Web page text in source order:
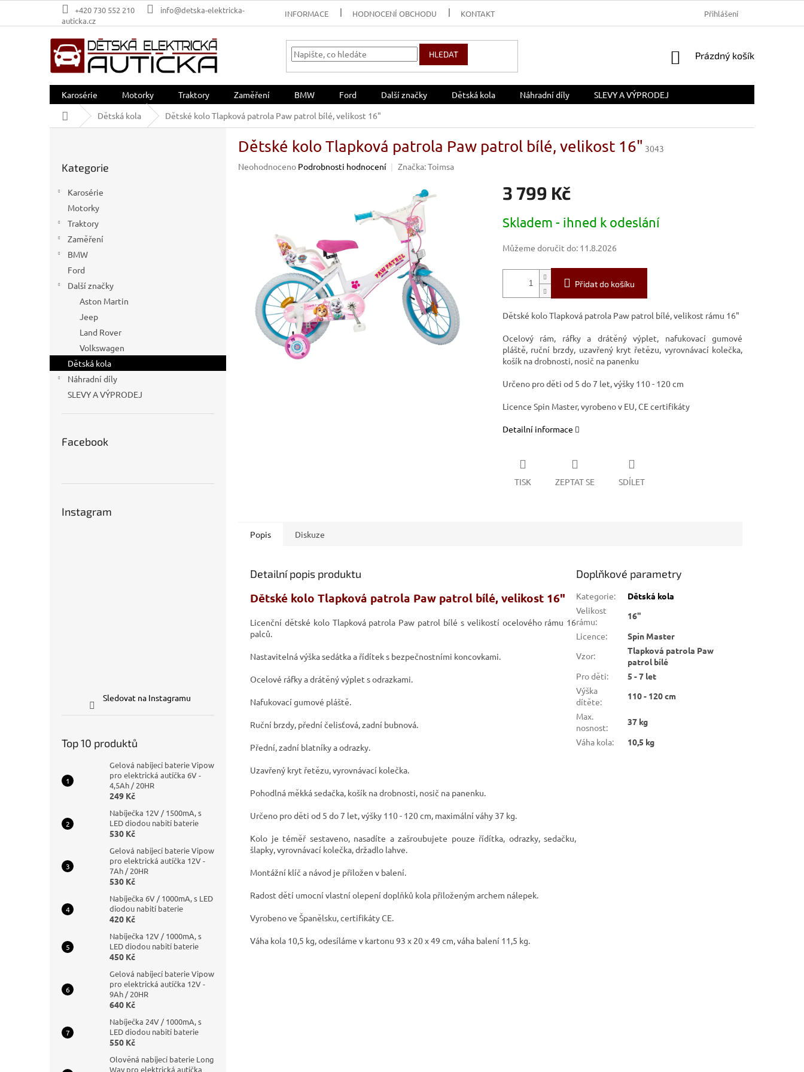
obsah
+420 730 552 210
info@detska-elektricka-
auticka.cz
INFORMACE HODNOCENÍ OBCHODU KONTAKT Přihlášení
HLEDAT
NÁKUPNÍ
Prázdný košík
Karosérie Motorky Traktory Zaměření BMW Ford Další značky Dětská kola Náhradní díly
SLEVY A VÝPRODEJ
Domů
Dětská kola Dětské kolo Tlapková patrola Paw patrol bílé, velikost 16"
kategorie
Kategorie
Karosérie
Motorky
Traktory
Zaměření
BMW
Ford
Další značky
Aston Martin
Jeep
Land Rover
Volkswagen
Dětská kola
Náhradní díly
SLEVY A VÝPRODEJ
Facebook
Instagram
Sledovat na Instagramu
Top 10 produktů
Gelová nabíjecí baterie Vipow
pro elektrická autíčka 6V -
4,5Ah / 20HR
249 Kč
Nabíječka 12V / 1500mA, s
LED diodou nabití baterie
530 Kč
Gelová nabíjecí baterie Vipow
pro elektrická autíčka 12V -
7Ah / 20HR
530 Kč
Nabíječka 6V / 1000mA, s LED
diodou nabití baterie
420 Kč
Nabíječka 12V / 1000mA, s
LED diodou nabití baterie
450 Kč
Gelová nabíjecí baterie Vipow
pro elektrická autíčka 12V -
9Ah / 20HR
640 Kč
Nabíječka 24V / 1000mA, s
LED diodou nabití baterie
550 Kč
Olověná nabíjecí baterie Long
Way pro elektrická autíčka
Dětské kolo Tlapková patrola Paw patrol bílé, velikost 16" 3043
Průměrné
hvězdiček.
Neohodnoceno Podrobnosti hodnocení Značka:Toimsa
3 799 Kč
cena:
Skladem - ihned k odeslání
Můžeme doručit do: 11.8.2026
Přidat do košíku
Dětské koloTlapková patrola Paw patrol bílé, velikost rámu 16"
Ocelový rám, ráfky a drátěný výplet, nafukovací gumové
pláště, ruční brzdy, uzavřený kryt řetězu, vyrovnávací kolečka,
košík na drobnosti, nosič na panenku
Určeno pro děti od 5 do 7 let, výšky 110 - 120 cm
Licence Spin Master, vyrobeno v EU, CE certifikáty
Detailní informace
TISK ZEPTAT SE SDÍLET
Popis Diskuze
Detailní popis produktu
Dětské kolo Tlapková patrola Paw patrol bílé, velikost 16"
Licenční dětské kolo Tlapková patrola Paw patrol bílé s velikostí ocelového rámu 16
palců.
Nastavitelná výška sedátka a řídítek s bezpečnostními koncovkami.
Ocelové ráfky a drátěný výplet s odrazkami.
Nafukovací gumové pláště.
Ruční brzdy, přední čelisťová, zadní bubnová.
Přední, zadní blatníky a odrazky.
Uzavřený kryt řetězu, vyrovnávací kolečka.
Pohodlná měkká sedačka, košík na drobnosti, nosič na panenku.
Určeno pro děti od 5 do 7 let, výšky 110 - 120 cm, maximální váhy 37 kg.
Kolo je téměř sestaveno, nasadíte a zašroubujete pouze řídítka, odrazky, sedačku,
šlapky, vyrovnávací kolečka, držadlo lahve.
Montážní klíč a návod je přiložen v balení.
Radost dětí umocní vlastní olepení doplňků kola přiloženým archem nálepek.
Vyrobeno ve Španělsku, certifikáty CE.
Váha kola 10,5 kg, odesíláme v kartonu 93 x 20 x 49 cm, váha balení 11,5 kg.
Doplňkové parametry
Kategorie:
Dětská kola
Velikost
rámu:
16"
Licence:
Spin Master
Vzor:
Tlapková patrola Paw
patrol bílé
Pro děti:
5 - 7 let
Výška
dítěte:
110 - 120 cm
Max.
nosnost:
37 kg
Váha kola: 10,5 kg